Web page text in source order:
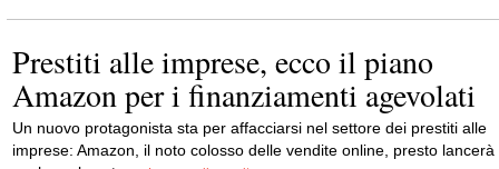
Prestiti alle imprese, ecco il piano
Amazon per i finanziamenti agevolati
Un nuovo protagonista sta per affacciarsi nel settore dei prestiti alle
imprese: Amazon, il noto colosso delle vendite online, presto lancerà